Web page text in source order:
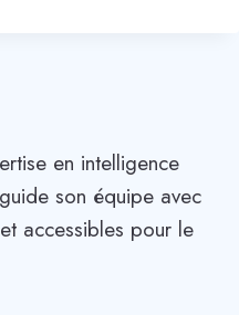
en intelligence
son équipe avec
accessibles pour le